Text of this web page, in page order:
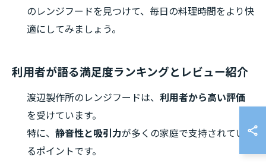
のレンジフードを見つけて、毎日の料理時間をより快
適にしてみましょう。
利用者が語る満足度ランキングとレビュー紹介
渡辺製作所のレンジフードは、 利用者から高い評価
を受けています。
特に、 静音性と吸引力が多くの家庭で支持されてい
るポイントです。